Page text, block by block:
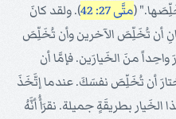
(متَّى 27: 42
). ولقد كانَ
أن تُخَلِّصَ الآخرين وأن تُخَلِّصَ
منَ الخَيارَين. فإمَّا أن
أن تُخَلِّصَ نفسَكَ. عندما إتَّخَذَ
بطريقَةٍ جميلة. نقرَأُ أنَّهُ